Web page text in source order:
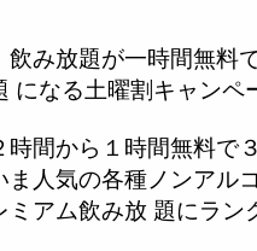
飲み放題が一時間無料
になる土曜割キャンペ
間から１時間無料で
人気の各種ノンアル
アム飲み放 題にラン